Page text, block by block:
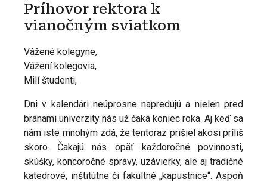
Príhovor rektora k
vianočným sviatkom
Vážené kolegyne,
Vážení kolegovia,
Milí študenti,
Dni v kalendári neúprosne napredujú a nielen pred
bránami univerzity nás už čaká koniec roka. Aj keď sa
nám iste mnohým zdá, že tentoraz prišiel akosi príliš
skoro. Čakajú nás opäť každoročné povinnosti,
skúšky, koncoročné správy, uzávierky, ale aj tradičné
katedrové, inštitútne či fakultné „kapustnice“. Aspoň